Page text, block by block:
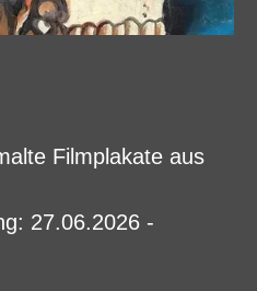
Filmplakate aus
27.06.2026 -